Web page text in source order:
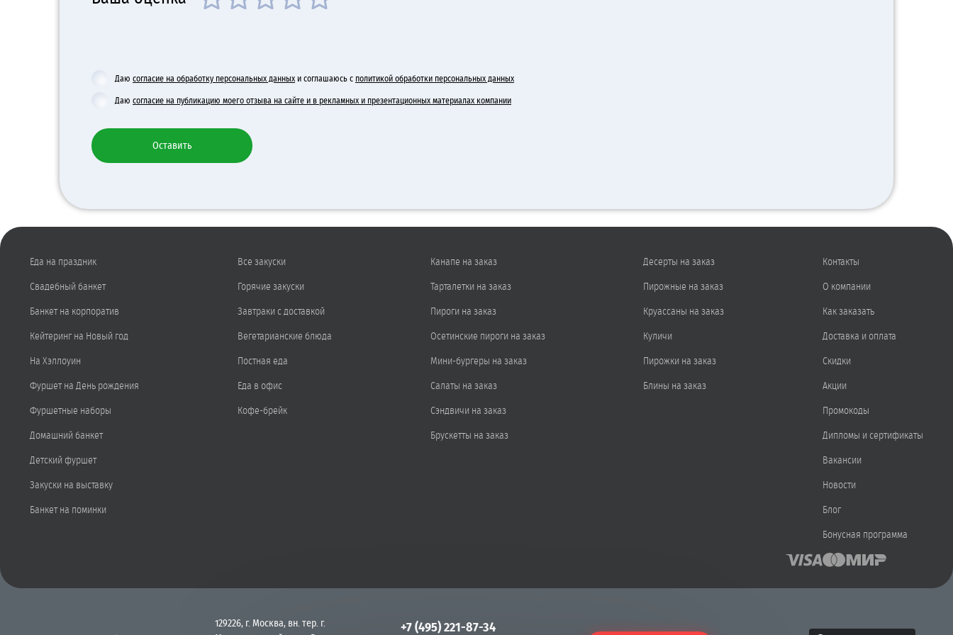
Даю согласие на обработку персональных данных и соглашаюсь с политикой обработки персональных данных
Даю согласие на публикацию моего отзыва на сайте и в рекламных и презентационных материалах компании
Оставить
Еда на праздник
Свадебный банкет
Банкет на корпоратив
Кейтеринг на Новый год
На Хэллоуин
Фуршет на День рождения
Фуршетные наборы
Домашний банкет
Детский фуршет
Закуски на выставку
Банкет на поминки
Все закуски
Горячие закуски
Завтраки с доставкой
Вегетарианские блюда
Постная еда
Еда в офис
Кофе-брейк
Канапе на заказ
Тарталетки на заказ
Пироги на заказ
Осетинские пироги на заказ
Мини-бургеры на заказ
Салаты на заказ
Сэндвичи на заказ
Брускетты на заказ
Десерты на заказ
Пирожные на заказ
Круассаны на заказ
Куличи
Пирожки на заказ
Блины на заказ
Контакты
О компании
Как заказать
Доставка и оплата
Скидки
Акции
Промокоды
Дипломы и сертификаты
Вакансии
Новости
Блог
Бонусная программа
129226, г. Москва, вн. тер. г.
+7 (495) 221-87-34